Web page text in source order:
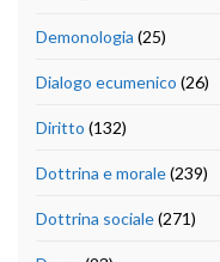
Demonologia (25)
Dialogo ecumenico (26)
Diritto (132)
Dottrina e morale(239)
Dottrina sociale(271)